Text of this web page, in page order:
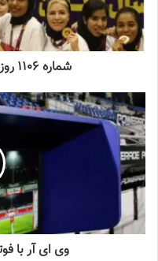
آینده
12-10
◾️با فوتبالز همراه شوید
◾️
footballs.women@
تیم ملی فوتبال
شماره 1106 روزنامه فوتبالز منتشر شد
وی ای آر با